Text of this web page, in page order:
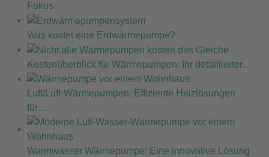
Fokus
Was kostet eine Erdwärmepumpe?
Kostenüberblick für Wärmepumpen: Ihr detaillierter…
Luft/Luft-Wärmepumpen: Effiziente Heizlösungen
für…
Warmwasser Wärmepumpe: Eine innovative Lösung